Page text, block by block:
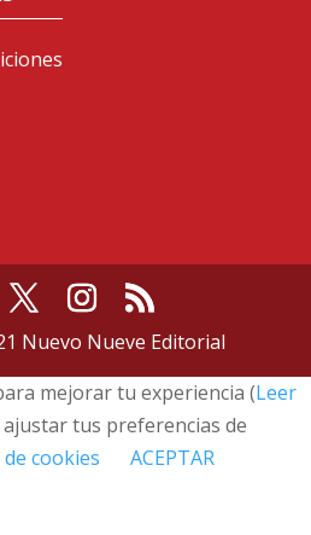
Nuevo Nueve Editorial
mejorar tu experiencia (Leer
ajustar tus preferencias de
cookies
ACEPTAR